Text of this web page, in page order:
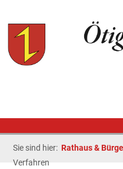
Sie sind hier: Rathaus &
Verfahren